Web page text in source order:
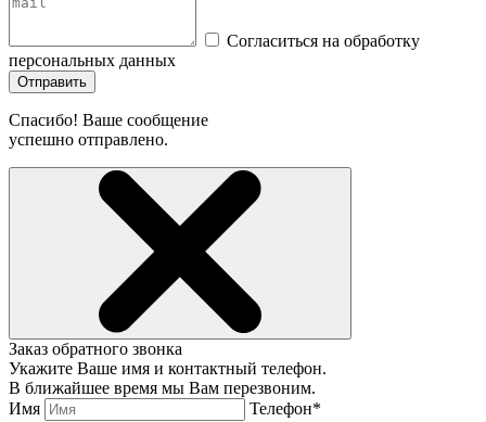
Согласиться на обработку
персональных данных
Отправить
Спасибо! Ваше сообщение
успешно отправлено.
Заказ обратного звонка
Укажите Ваше имя и контактный телефон.
В ближайшее время мы Вам перезвоним.
Имя
Телефон*